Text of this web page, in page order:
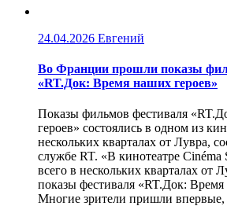
24.04.2026 Евгений
Во Франции прошли показы
«RT.Док: Время наших героев»
Показы фильмов фестиваля
героев» состоялись в одном из
нескольких кварталах от Лувра,
службе RT. «В кинотеатре Cinéma
всего в нескольких кварталах от
показы фестиваля «RT.Док:
Многие зрители пришли впервые,